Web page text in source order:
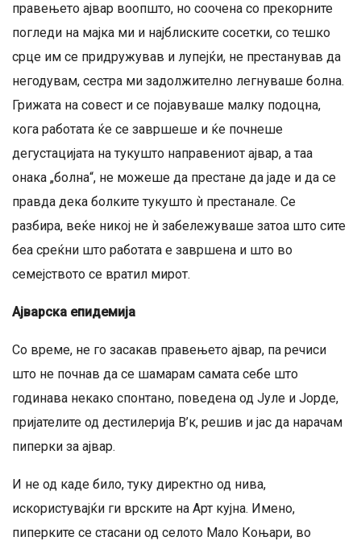
правењето ајвар воопшто, но соочена со прекорните
погледи на мајка ми и најблиските сосетки, со тешко
срце им се придружував и лупејќи, не престанував да
негодувам, сестра ми задолжително легнуваше болна.
Грижата на совест и се појавуваше малку подоцна,
кога работата ќе се завршеше и ќе почнеше
дегустацијата на тукушто направениот ајвар, а таа
онака „болна“, не можеше да престане да јаде и да се
правда дека болките тукушто ѝ престанале. Се
разбира, веќе никој не ѝ забележуваше затоа што сите
беа среќни што работата е завршена и што во
семејството се вратил мирот.
Ајварска епидемија
Со време, не го засакав правењето ајвар, па речиси
што не почнав да се шамарам самата себе што
годинава некако спонтано, поведена од Јуле и Јорде,
пријателите од дестилерија В’к, решив и јас да нарачам
пиперки за ајвар.
И не од каде било, туку директно од нива,
искористувајќи ги врските на Арт кујна. Имено,
пиперките се стасани од селото Мало Коњари, во